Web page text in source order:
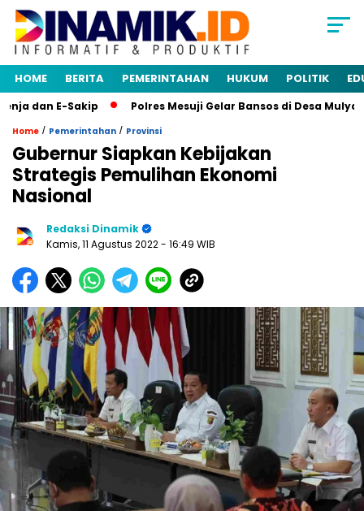
HOME BERITA PEMERINTAHAN HUKUM POLITIK
dan E-Sakip Polres Mesuji Gelar Bansos di Desa Mulya
Home / Pemerintahan / Provinsi
Gubernur Siapkan Kebijakan
Strategis Pemulihan Ekonomi
Nasional
Redaksi Dinamik
Kamis, 11 Agustus 2022- 16:49 WIB